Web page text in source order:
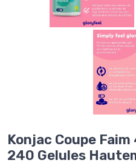
Konjac Coupe
240 Gelules